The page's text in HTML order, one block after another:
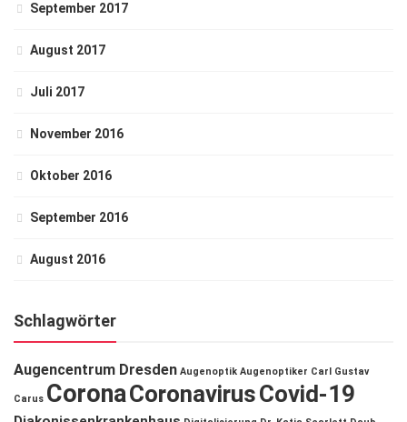
September 2017
August 2017
Juli 2017
November 2016
Oktober 2016
September 2016
August 2016
Schlagwörter
Augencentrum Dresden Augenoptik Augenoptiker Carl Gustav
Carus CoronaCoronavirusCovid-19